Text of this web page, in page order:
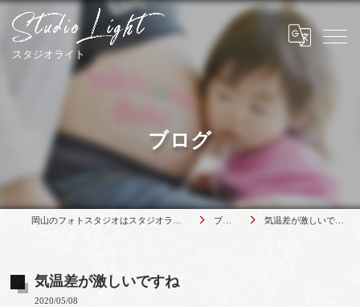
ブログ
ブログ 気温差が激しいですね
気温差が激しいですね
2020/05/08